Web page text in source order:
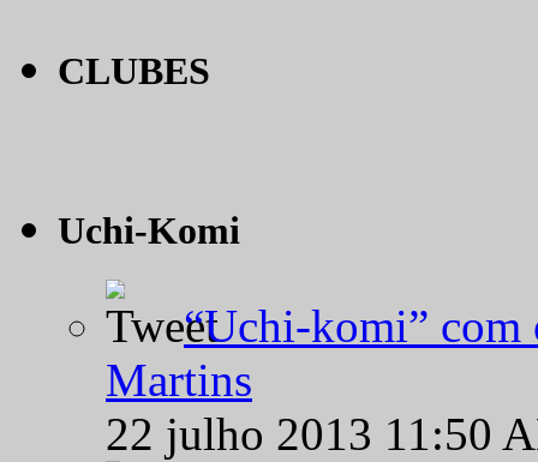
CLUBES
Uchi-Komi
“Uchi-komi” com
Martins
22 julho 2013 11:50